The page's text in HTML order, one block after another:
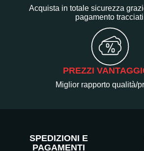
Acquista in totale sicurezza
pagamento
PREZZI
Miglior rapporto qualità/
SPEDIZIONI E
PAGAMENTI